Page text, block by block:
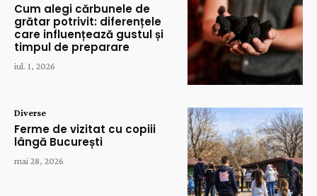
Cum alegi cărbunele de
grătar potrivit: diferențele
care influențează gustul și
timpul de preparare
iul. 1, 2026
Diverse
Ferme de vizitat cu copiii
lângă București
mai 28, 2026